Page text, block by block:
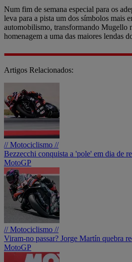
Num fim de semana especial para os
leva para a pista um dos símbolos mais
automobilismo, transformando Mugello
homenagem a uma das maiores lendas
Artigos Relacionados:
// Motociclismo //
Bezzecchi conquista a 'pole' em dia de
MotoGP
// Motociclismo //
Viram-no passar? Jorge Martín quebra
MotoGP